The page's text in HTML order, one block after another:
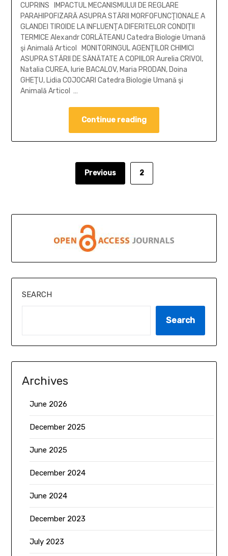
CUPRINS IMPACTUL MECANISMULUI DE REGLARE
PARAHIPOFIZARĂ ASUPRA STĂRII MORFOFUNCŢIONALE A
GLANDEI TIROIDE LA INFLUENŢA DIFERITELOR CONDIŢII
TERMICE Alexandr CORLĂTEANU Catedra Biologie Umană
şi Animală Articol MONITORINGUL AGENŢILOR CHIMICI
ASUPRA STĂRII DE SĂNĂTATE A COPIILOR Aurelia CRIVOI,
Natalia CUREA, Iurie BACALOV, Maria PRODAN, Doina
GHEŢU, Lidia COJOCARI Catedra Biologie Umană şi
Animală Articol …
Continue reading
Previous 2
SEARCH
Search
Archives
June 2026
December 2025
June 2025
December 2024
June 2024
December 2023
July 2023